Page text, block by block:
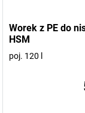
Worek z PE do
HSM
poj. 120 l